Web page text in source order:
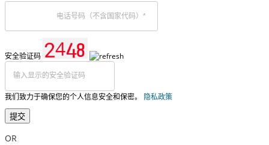
安全验证码
我们致力于确保您的个人信息安全和保密。 隐私政策
提交
OR